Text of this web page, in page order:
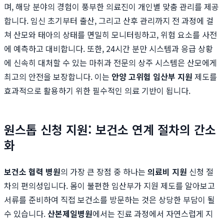
며, 해당 분야의 경험이 풍부한 의료진이 개인별 맞춤 관리를 제공
합니다. 임신 초기부터 출산, 그리고 산후 관리까지 전 과정에 걸
쳐 산모와 태아의 상태를 면밀히 모니터링하고, 위험 요소를 사전
에 예측하고 대비합니다. 또한, 24시간 분만 시스템과 응급 상황
에 신속히 대처할 수 있는 마취과 전문의 상주 시스템은 산모에게
최고의 안전을 보장합니다. 이는 안양 고위험 임산부 지원 제도를
효과적으로 활용하기 위한 필수적인 의료 기반이 됩니다.
원스톱 신청 지원: 보건소 연계 절차의 간소
화
보건소 협력 병원의 가장 큰 장점 중 하나는 의료비 지원 신청 절
차의 편의성입니다. 몸이 불편한 임산부가 지원 제도를 알아보고
서류를 준비하여 직접 보건소를 방문하는 것은 상당한 부담이 될
수 있습니다.산본제일병원에서는 진료 과정에서 자연스럽게 지